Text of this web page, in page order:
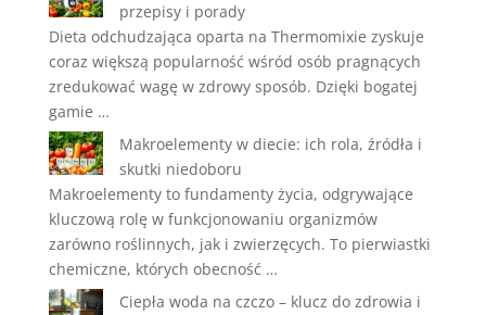
przepisy i porady
Dieta odchudzająca oparta na Thermomixie zyskuje
coraz większą popularność wśród osób pragnących
zredukować wagę w zdrowy sposób. Dzięki bogatej
gamie …
Makroelementy w diecie: ich rola, źródła i
skutki niedoboru
Makroelementy to fundamenty życia, odgrywające
kluczową rolę w funkcjonowaniu organizmów
zarówno roślinnych, jak i zwierzęcych. To pierwiastki
chemiczne, których obecność …
Ciepła woda na czczo – klucz do zdrowia i